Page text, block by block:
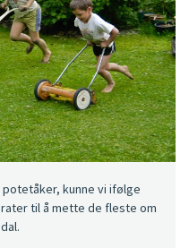
kunne vi ifølge
til å mette de fleste om